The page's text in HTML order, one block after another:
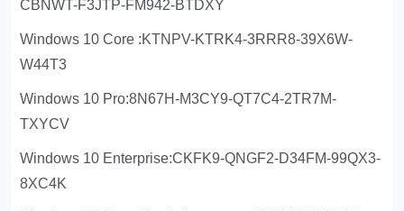
CBNWT-F3JTP-FM942-BTDXY
Windows 10 Core :KTNPV-KTRK4-3RRR8-39X6W-
W44T3
Windows 10 Pro:8N67H-M3CY9-QT7C4-2TR7M-
TXYCV
Windows 10 Enterprise:CKFK9-QNGF2-D34FM-99QX3-
8XC4K